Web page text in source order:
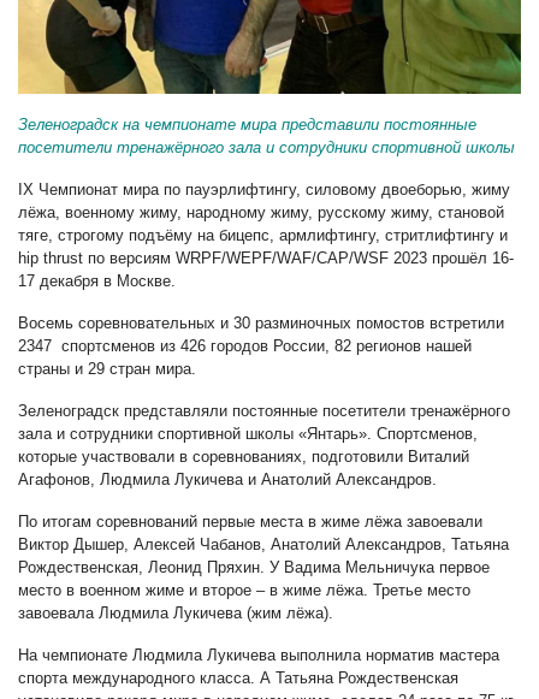
Зеленоградск на чемпионате мира представили постоянные
посетители тренажёрного зала и сотрудники спортивной школы
IX Чемпионат мира по пауэрлифтингу, силовому двоеборью, жиму
лёжа, военному жиму, народному жиму, русскому жиму, становой
тяге, строгому подъёму на бицепс, армлифтингу, стритлифтингу и
hip thrust по версиям WRPF/WEPF/WAF/САР/WSF 2023 прошёл 16-
17 декабря в Москве.
Восемь соревновательных и 30 разминочных помостов встретили
2347 спортсменов из 426 городов России, 82 регионов нашей
страны и 29 стран мира.
Зеленоградск представляли постоянные посетители тренажёрного
зала и сотрудники спортивной школы «Янтарь». Спортсменов,
которые участвовали в соревнованиях, подготовили Виталий
Агафонов, Людмила Лукичева и Анатолий Александров.
По итогам соревнований первые места в жиме лёжа завоевали
Виктор Дышер, Алексей Чабанов, Анатолий Александров, Татьяна
Рождественская, Леонид Пряхин. У Вадима Мельничука первое
место в военном жиме и второе – в жиме лёжа. Третье место
завоевала Людмила Лукичева (жим лёжа).
На чемпионате Людмила Лукичева выполнила норматив мастера
спорта международного класса. А Татьяна Рождественская